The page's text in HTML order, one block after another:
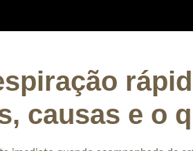
causas e o